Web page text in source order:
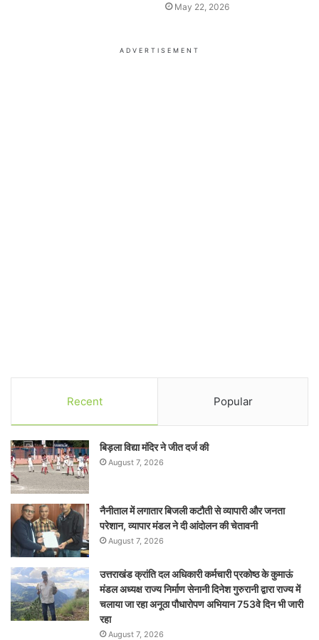
May 22, 2026
ADVERTISEMENT
Recent Popular
बिड़ला विद्या मंदिर ने जीत दर्ज की
August 7, 2026
नैनीताल में लगातार बिजली कटौती से व्यापारी और जनता
परेशान, व्यापार मंडल ने दी आंदोलन की चेतावनी
August 7, 2026
उत्तराखंड क्रांति दल अधिकारी कर्मचारी प्रकोष्ठ के कुमाऊं
मंडल अध्यक्ष राज्य निर्माण सेनानी दिनेश गुरुरानी द्वारा राज्य में
चलाया जा रहा अनूठा पौधारोपण अभियान 753वे दिन भी जारी
रहा
August 7, 2026